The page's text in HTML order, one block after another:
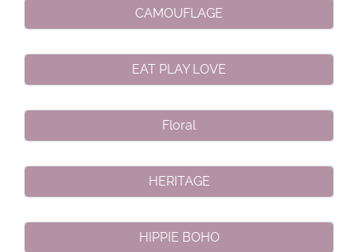
CAMOUFLAGE
EAT PLAY LOVE
Floral
HERITAGE
HIPPIE BOHO